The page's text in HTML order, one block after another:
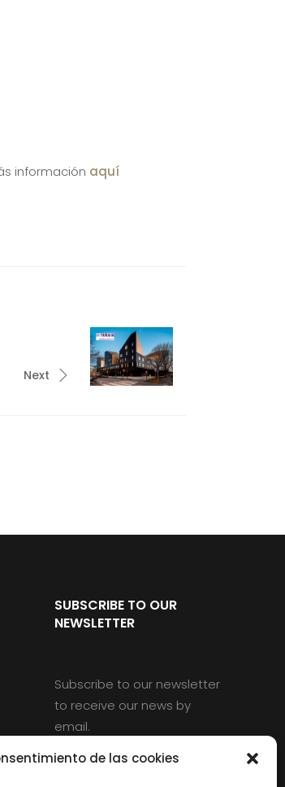
de las cookies
información aquí
Next
SUBSCRIBE TO OUR
NEWSLETTER
Subscribe to our newsletter
to receive our news by
email.